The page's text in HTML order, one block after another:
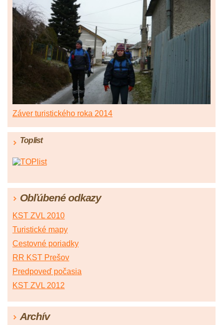
Záver turistického roka 2014
Toplist
Obľúbené odkazy
KST ZVL 2010
Turistické mapy
Cestovné poriadky
RR KST Prešov
Predpoveď počasia
KST ZVL 2012
Archív